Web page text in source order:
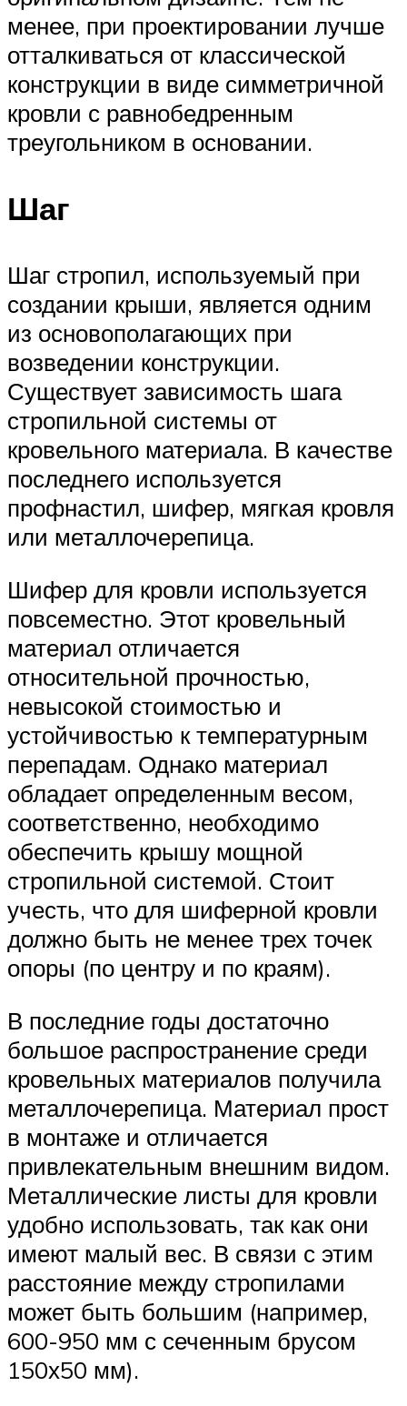
менее, при проектировании лучше
отталкиваться от классической
конструкции в виде симметричной
кровли с равнобедренным
треугольником в основании.
Шаг
Шаг стропил, используемый при
создании крыши, является одним
из основополагающих при
возведении конструкции.
Существует зависимость шага
стропильной системы от
кровельного материала. В качестве
последнего используется
профнастил, шифер, мягкая кровля
или металлочерепица.
Шифер для кровли используется
повсеместно. Этот кровельный
материал отличается
относительной прочностью,
невысокой стоимостью и
устойчивостью к температурным
перепадам. Однако материал
обладает определенным весом,
соответственно, необходимо
обеспечить крышу мощной
стропильной системой. Стоит
учесть, что для шиферной кровли
должно быть не менее трех точек
опоры (по центру и по краям).
В последние годы достаточно
большое распространение среди
кровельных материалов получила
металлочерепица. Материал прост
в монтаже и отличается
привлекательным внешним видом.
Металлические листы для кровли
удобно использовать, так как они
имеют малый вес. В связи с этим
расстояние между стропилами
может быть большим (например,
600-950 мм с сеченным брусом
150х50 мм).